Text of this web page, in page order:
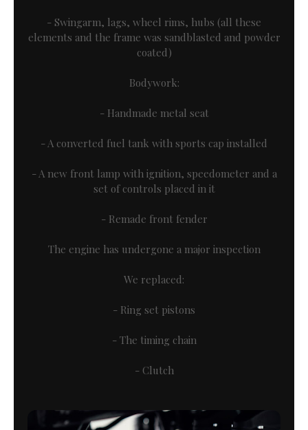
- Swingarm, lags, wheel rims, hubs (all these
elements and the frame was sandblasted and powder
coated)
Bodywork:
- Handmade metal seat
- A converted fuel tank with sports cap installed
- A new front lamp with ignition, speedometer and a
set of controls placed in it
- Remade front fender
The engine has undergone a major inspection
We replaced:
- Ring set pistons
- The timing chain
- Clutch